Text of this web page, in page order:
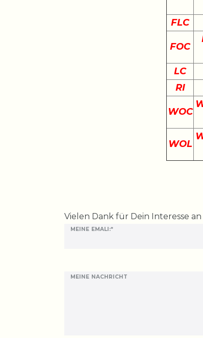
FLC
FOC
LC
RI
WOC
WOL
Vielen Dank für Dein Interesse
MEINE EMALI:*
MEINE NACHRICHT